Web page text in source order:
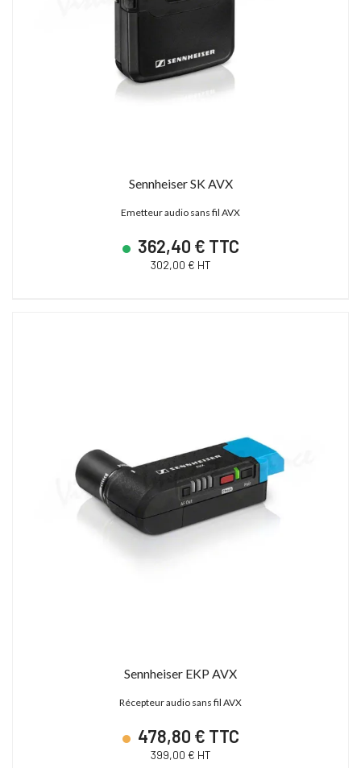
Sennheiser SK AVX
Emetteur audio sans fil AVX
362,40 € TTC
302,00 € HT
Sennheiser EKP AVX
Récepteur audio sans fil AVX
478,80 € TTC
399,00 € HT